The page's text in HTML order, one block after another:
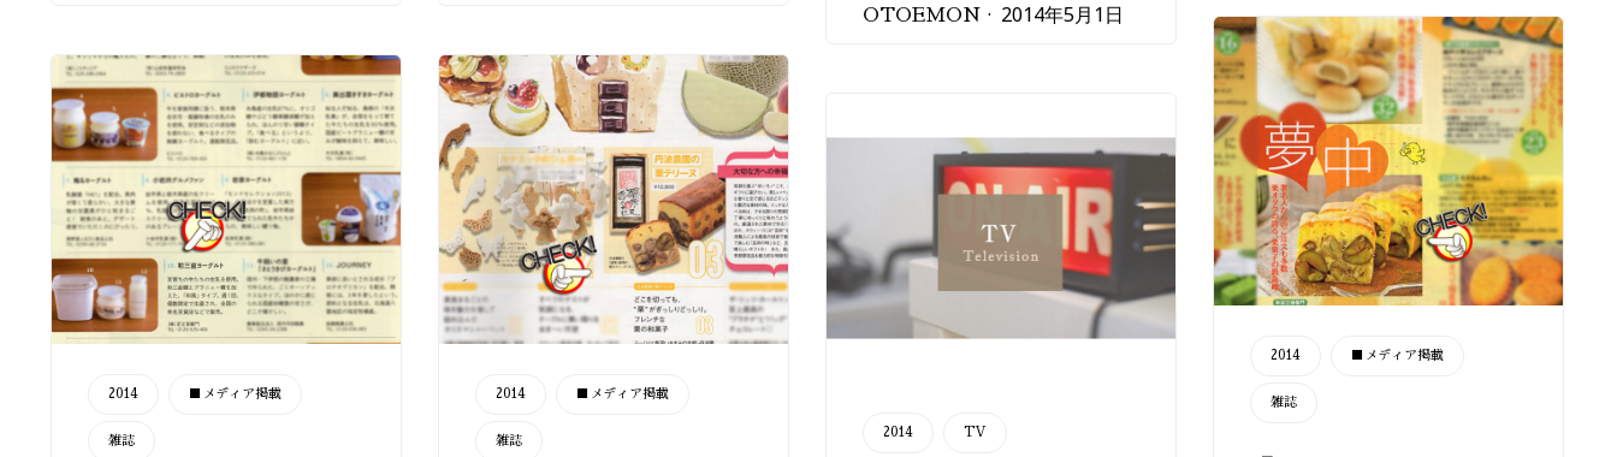
OTOEMON 2014年5月1日
CATEGORY
2014 ■メディア掲載
雑誌
CATEGORY
2014 ■メディア掲載
雑誌
CATEGORY
2014 ■メディア掲載
雑誌
CATEGORY
2014 TV